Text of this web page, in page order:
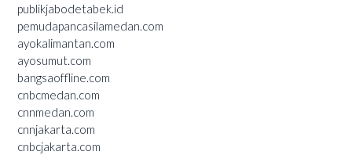
publikjabodetabek.id
pemudapancasilamedan.com
ayokalimantan.com
ayosumut.com
bangsaoffline.com
cnbcmedan.com
cnnmedan.com
cnnjakarta.com
cnbcjakarta.com